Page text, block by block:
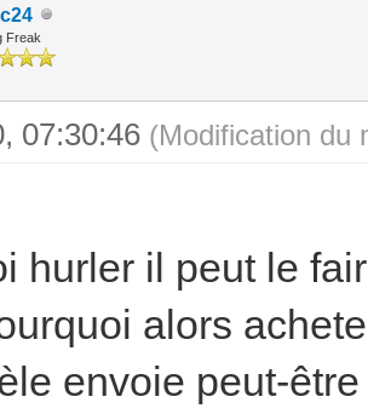
Freak
07:30:46 (Modification du
hurler il peut le
alors
envoie peut-